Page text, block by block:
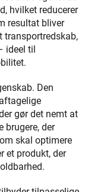
hvilket reducerer
resultat bliver
transportredskab,
ideel til
Den
gør det nemt at
brugere, der
skal optimere
et produkt, der